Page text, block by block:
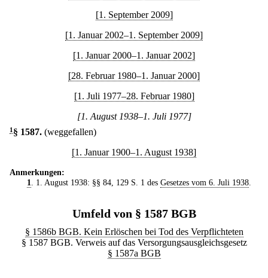
[1. September 2009]
[1. Januar 2002–1. September 2009]
[1. Januar 2000–1. Januar 2002]
[28. Februar 1980–1. Januar 2000]
[1. Juli 1977–28. Februar 1980]
[1. August 1938–1. Juli 1977]
1 § 1587. (weggefallen)
[1. Januar 1900–1. August 1938]
Anmerkungen:
1
. 1. August 1938: §§ 84, 129 S. 1 des Gesetzes vom 6. Juli 1938.
Umfeld von § 1587 BGB
§ 1586b BGB. Kein Erlöschen bei Tod des Verpflichteten
§ 1587 BGB. Verweis auf das Versorgungsausgleichsgesetz
§ 1587a BGB